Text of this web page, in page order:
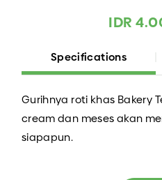
IDR
Specifications
Gurihnya roti khas Bakery
cream dan meses akan
siapapun.